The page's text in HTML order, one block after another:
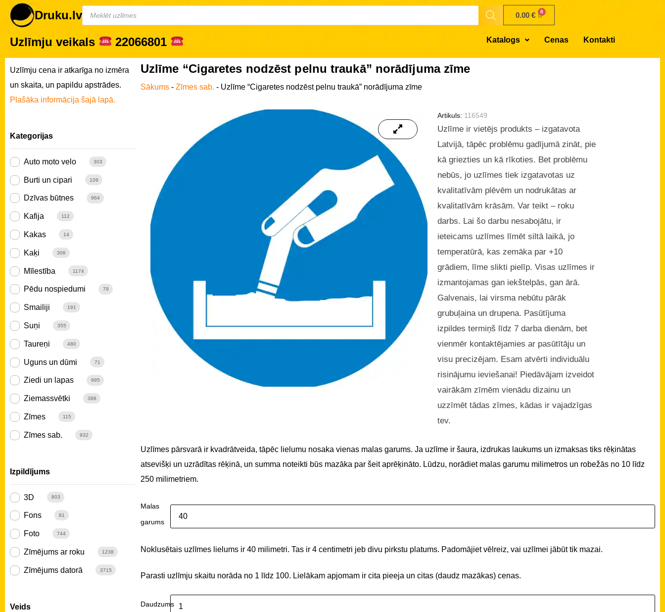
Druku.lv 0.00€
Uzlīmju veikals 22066801 Katalogs Cenas Kontakti
Uzlīmju cena ir atkarīga no izmēra
un skaita, un papildu apstrādes.
Plašāka informācija šajā lapā.
Kategorijas
Auto moto velo 303
Burti un cipari 109
Dzīvas būtnes 964
Kafija 112
Kakas 14
Kaķi 306
Mīlestība 1174
Pēdu nospiedumi 79
Smailiji 191
Suņi 355
Taureņi 480
Uguns un dūmi 71
Ziedi un lapas 995
Ziemassvētki 388
Zīmes 115
Zīmes sab. 932
Izpildījums
3D 803
Fons 81
Foto 744
Zīmējums ar roku 1238
Zīmējums datorā 3715
Veids
Uzlīme “Cigaretes nodzēst pelnu traukā” norādījuma zīme
Sākums- Zīmes sab. - Uzlīme “Cigaretes nodzēst pelnu traukā” norādījuma zīme
Artikuls: 116549
Uzlīme ir vietējs produkts – izgatavota
Latvijā, tāpēc problēmu gadījumā zināt, pie
kā griezties un kā rīkoties. Bet problēmu
nebūs, jo uzlīmes tiek izgatavotas uz
kvalitatīvām plēvēm un nodrukātas ar
kvalitatīvām krāsām. Var teikt – roku
darbs. Lai šo darbu nesabojātu, ir
ieteicams uzlīmes līmēt siltā laikā, jo
temperatūrā, kas zemāka par +10
grādiem, līme slikti pielīp. Visas uzlīmes ir
izmantojamas gan iekštelpās, gan ārā.
Galvenais, lai virsma nebūtu pārāk
grubuļaina un drupena. Pasūtījuma
izpildes termiņš līdz 7 darba dienām, bet
vienmēr kontaktējamies ar pasūtītāju un
visu precizējam. Esam atvērti individuālu
risinājumu ieviešanai! Piedāvājam izveidot
vairākām zīmēm vienādu dizainu un
uzzīmēt tādas zīmes, kādas ir vajadzīgas
tev.
Uzlīmes pārsvarā ir kvadrātveida, tāpēc lielumu nosaka vienas malas garums. Ja uzlīme ir šaura, izdrukas laukums un izmaksas tiks rēķinātas
atsevišķi un uzrādītas rēķinā, un summa noteikti būs mazāka par šeit aprēķināto. Lūdzu, norādiet malas garumu milimetros un robežās no 10 līdz
250 milimetriem.
Malas
garums
Noklusētais uzlīmes lielums ir 40 milimetri. Tas ir 4 centimetri jeb divu pirkstu platums. Padomājiet vēlreiz, vai uzlīmei jābūt tik mazai.
Parasti uzlīmju skaitu norāda no 1 līdz 100. Lielākam apjomam ir cita pieeja un citas (daudz mazākas) cenas.
Daudzums